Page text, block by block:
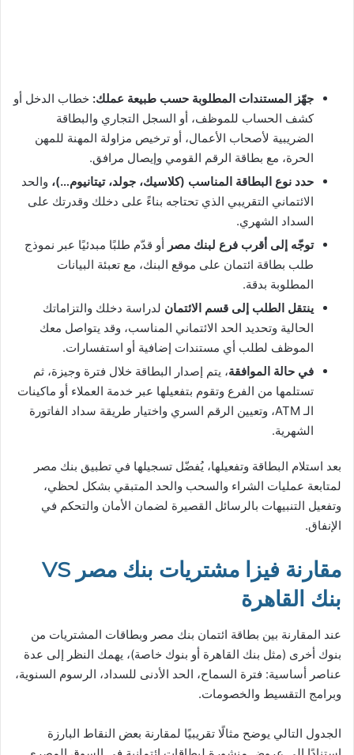
جهّز المستندات المطلوبة حسب طبيعة عملك: خطاب الدخل أو
كشف الحساب للموظف، أو السجل التجاري والبطاقة
الضريبية لأصحاب الأعمال، أو ترخيص مزاولة المهنة للمهن
الحرة، مع بطاقة الرقم القومي وإيصال مرافق.
حدد نوع البطاقة المناسب (كلاسيك، جولد، تيتانيوم…)، والحد
الائتماني التقريبي الذي تحتاجه بناءً على دخلك وقدرتك على
السداد الشهري.
توجّه إلى أقرب فرع لبنك مصر أو قدّم طلبًا مبدئيًا عبر نموذج
طلب بطاقة ائتمان على موقع البنك، مع تعبئة البيانات
المطلوبة بدقة.
ينتقل الطلب إلى قسم الائتمان لدراسة دخلك والتزاماتك
الحالية وتحديد الحد الائتماني المناسب، وقد يتواصل معك
الموظف لطلب أي مستندات إضافية أو استفسارات.
في حالة الموافقة، يتم إصدار البطاقة خلال فترة وجيزة، ثم
تستلمها من الفرع وتقوم بتفعيلها عبر خدمة العملاء أو ماكينات
الـ ATM، وتعيين الرقم السري واختيار طريقة سداد الفاتورة
الشهرية.
بعد استلام البطاقة وتفعيلها، يُفضّل تسجيلها في تطبيق بنك مصر
لمتابعة عمليات الشراء والسحب والحد المتبقي بشكل لحظي،
وتفعيل التنبيهات بالرسائل القصيرة لضمان الأمان والتحكم في
الإنفاق.
مقارنة فيزا مشتريات بنك مصر VS
بنك القاهرة
عند المقارنة بين بطاقة ائتمان بنك مصر وبطاقات المشتريات من
بنوك أخرى (مثل بنك القاهرة أو بنوك خاصة)، يهمك النظر إلى عدة
عناصر أساسية: فترة السماح، الحد الأدنى للسداد، الرسوم السنوية،
وبرامج التقسيط والخصومات.
الجدول التالي يوضح مثالًا تقريبيًا لمقارنة بعض النقاط البارزة